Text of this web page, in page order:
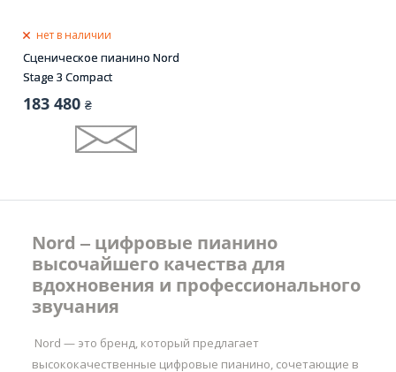
нет в наличии
Сценическое пианино Nord
Stage 3 Compact
183 480 ₴
Nord ‒ цифровые пианино
высочайшего качества для
вдохновения и профессионального
звучания
Nord — это бренд, который предлагает
высококачественные цифровые пианино, сочетающие в